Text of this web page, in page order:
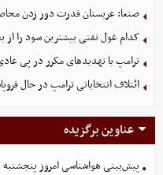
صنعا: عربستان قدرت دور زدن
کدام غول نفتی بیشترین سود را از
ترامپ با تهدیدهای مکرر در پی
ائتلاف انتخاباتی ترامپ در حال
عناوین برگزیده
پیش‌بینی هواشناسی امروز پنجشنبه ۱۵ مرداد ۱۴۰۵